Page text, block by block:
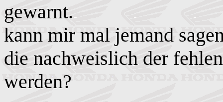
gewarnt.
kann mir mal jemand
die nachweislich der
werden?